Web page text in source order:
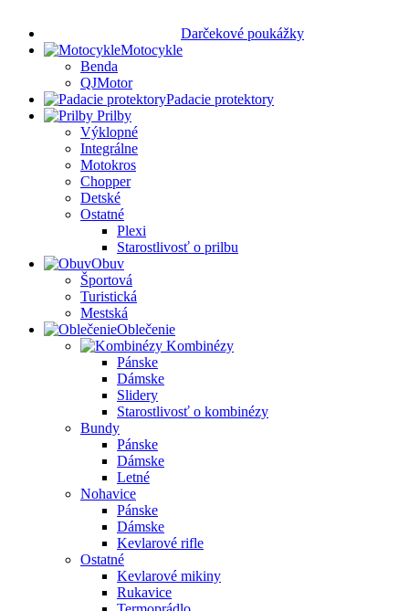
Darčekové poukážky
Motocykle
Benda
QJMotor
Padacie protektory
Prilby
Výklopné
Integrálne
Motokros
Chopper
Detské
Ostatné
Plexi
Starostlivosť o prilbu
Obuv
Športová
Turistická
Mestská
Oblečenie
Kombinézy
Pánske
Dámske
Slidery
Starostlivosť o kombinézy
Bundy
Pánske
Dámske
Letné
Nohavice
Pánske
Dámske
Kevlarové rifle
Ostatné
Kevlarové mikiny
Rukavice